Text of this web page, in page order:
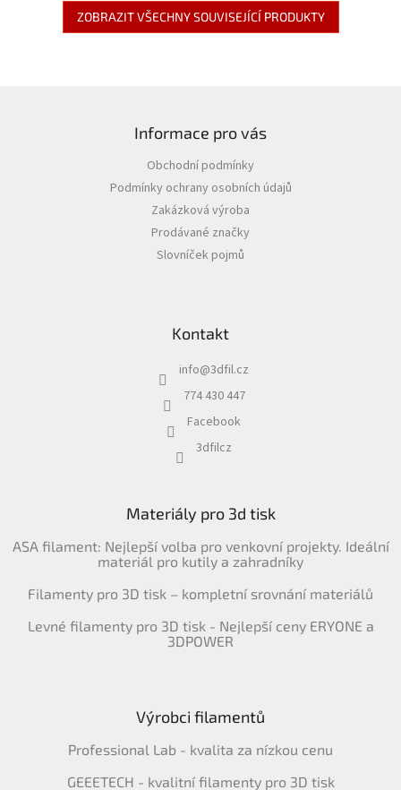
ZOBRAZIT VŠECHNY SOUVISEJÍCÍ PRODUKTY
Informace pro vás
Obchodní podmínky
Podmínky ochrany osobních údajů
Zakázková výroba
Prodávané značky
Slovníček pojmů
Kontakt
info@3dfil.cz
774 430 447
Facebook
3dfilcz
Materiály pro 3d tisk
ASA filament: Nejlepší volba pro venkovní projekty. Ideální
materiál pro kutily a zahradníky
Filamenty pro 3D tisk – kompletní srovnání materiálů
Levné filamenty pro 3D tisk - Nejlepší ceny ERYONE a
3DPOWER
Výrobci filamentů
Professional Lab - kvalita za nízkou cenu
GEEETECH - kvalitní filamenty pro 3D tisk